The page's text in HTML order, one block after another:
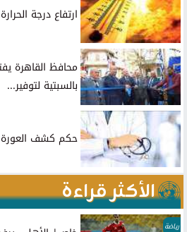
ارتفاع درجة
محافظ القاهرة
بالسبتية لتوفير...
حكم كشف العورة
الأكثر قراءة
رياضة